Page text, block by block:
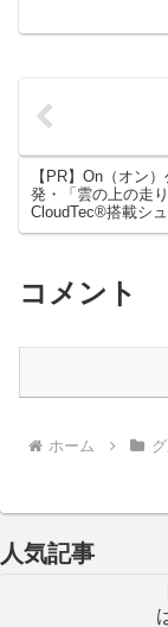
【PR】On（オン
発・「雲の上の走
CloudTec®搭載シ
まで徹底解説！
コメント
ホーム
人気記事